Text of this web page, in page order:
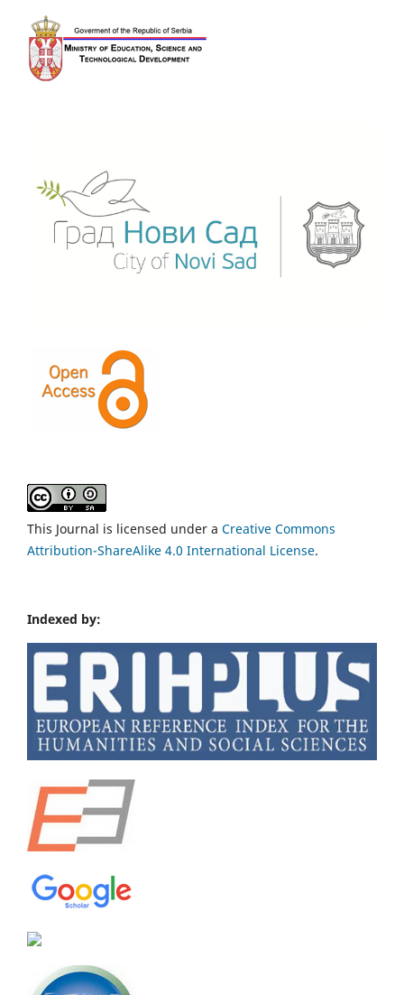
This Journal is licensed under a Creative Commons
Attribution-ShareAlike 4.0 International License.
Indexed by: